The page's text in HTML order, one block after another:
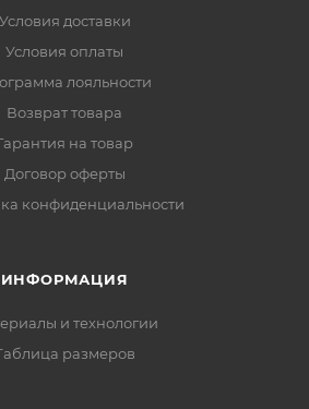
Условия доставки
Условия оплаты
лояльности
Возврат товара
на товар
Договор оферты
конфиденциальности
ИНФОРМАЦИЯ
и технологии
размеров